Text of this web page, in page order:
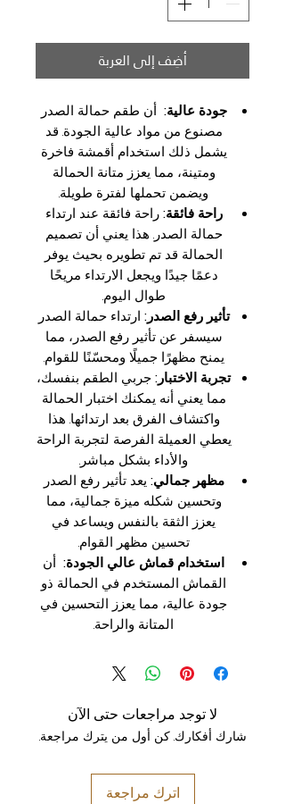
أضِف إلى العربة
جودة عالية: أن طقم حمالة الصدر
مصنوع من مواد عالية الجودة. قد
يشمل ذلك استخدام أقمشة فاخرة
ومتينة، مما يعزز متانة الحمالة
ويضمن تحملها لفترة طويلة.
راحة فائقة:راحة فائقة عند ارتداء
حمالة الصدر. هذا يعني أن تصميم
الحمالة قد تم تطويره بحيث يوفر
دعمًا جيدًا ويجعل الارتداء مريحًا
طوال اليوم.
تأثير رفع الصدر: ارتداء حمالة الصدر
سيسفر عن تأثير رفع الصدر، مما
يمنح مظهرًا جميلًا ومحسّنًا للقوام.
تجربة الاختبار:جربي الطقم بنفسك،
مما يعني أنه يمكنك اختبار الحمالة
واكتشاف الفرق بعد ارتدائها. هذا
يعطي العميلة الفرصة لتجربة الراحة
والأداء بشكل مباشر.
مظهر جمالي: يعد تأثير رفع الصدر
وتحسين شكله ميزة جمالية، مما
يعزز الثقة بالنفس ويساعد في
تحسين مظهر القوام.
استخدام قماش عالي الجودة: أن
القماش المستخدم في الحمالة ذو
جودة عالية، مما يعزز التحسين في
المتانة والراحة.
لا توجد مراجعات حتى الآن
شارك أفكارك. كن أول من يترك مراجعة.
اترك مراجعة